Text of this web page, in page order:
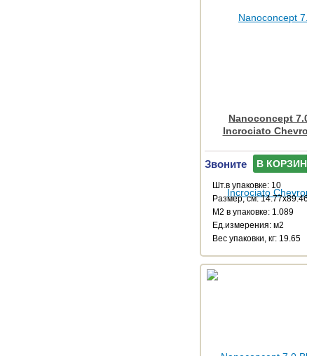
Nanoconcept 7.0
Incrociato
Звоните В КОРЗИНУ
Шт.в упаковке: 10
Размер, см: 14.77x89.46
М2 в упаковке: 1.089
Ед.измерения: м2
Веc упаковки, кг: 19.65